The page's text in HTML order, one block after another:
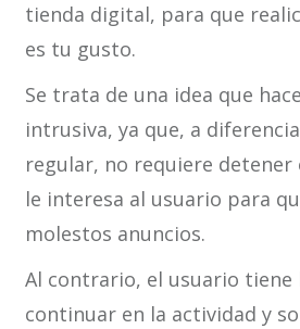
tienda digital, para que
es tu gusto.
Se trata de una idea que
intrusiva, ya que, a
regular, no requiere detener
le interesa al usuario para
molestos anuncios.
Al contrario, el usuario tiene
continuar en la actividad y